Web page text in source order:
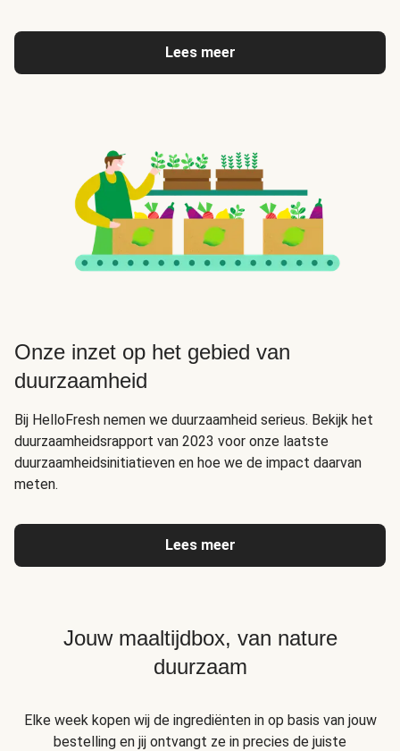
Lees meer
Onze inzet op het gebied van
duurzaamheid
Bij HelloFresh nemen we duurzaamheid serieus. Bekijk het
duurzaamheidsrapport van 2023 voor onze laatste
duurzaamheidsinitiatieven en hoe we de impact daarvan
meten.
Lees meer
Jouw maaltijdbox, van nature
duurzaam
Elke week kopen wij de ingrediënten in op basis van jouw
bestelling en jij ontvangt ze in precies de juiste